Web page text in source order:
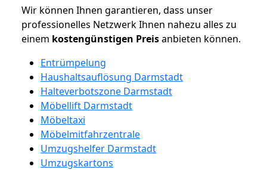
Wir können Ihnen garantieren, dass unser
professionelles Netzwerk Ihnen nahezu alles zu
einem kostengünstigen Preisanbieten können.
Entrümpelung
Haushaltsauflösung Darmstadt
Halteverbotszone Darmstadt
Möbellift Darmstadt
Möbeltaxi
Möbelmitfahrzentrale
Umzugshelfer Darmstadt
Umzugskartons